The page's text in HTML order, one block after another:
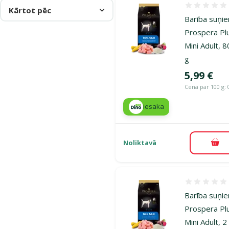
Kārtot pēc
Barība
Prospera
Mini Adult,
g
Cena
5,99 €
Cena par 100 g:
iesaka
Noliktavā
Barība
Prospera
Mini Adult, 2